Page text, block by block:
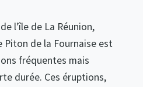
l'île de La Réunion,
Piton de la Fournaise est
fréquentes mais
durée. Ces éruptions,